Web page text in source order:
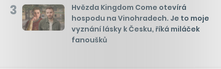
3
Hvězda Kingdom Come otevírá
hospodu na Vinohradech. Je to moje
vyznání lásky k Česku, říká miláček
fanoušků